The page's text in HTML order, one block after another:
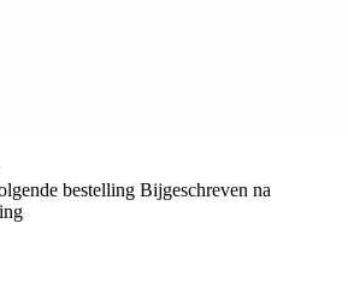
bestelling Bijgeschreven na